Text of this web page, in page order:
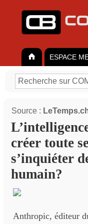
ESPACE
Source :
créer toute
s’inquiéter
humain?
Anthropic, éditeur